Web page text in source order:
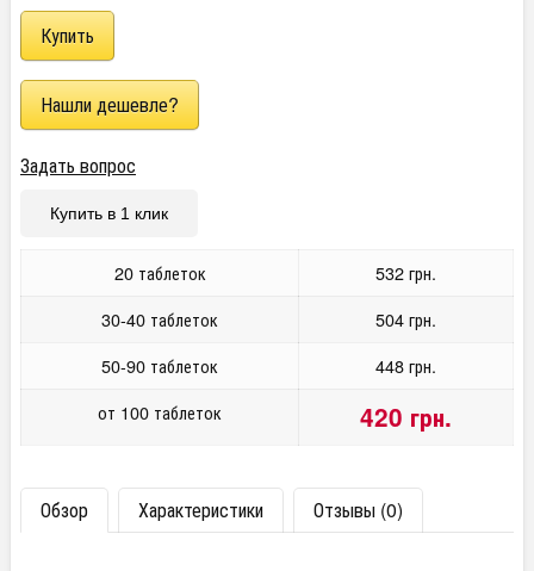
Задать вопрос
Купить в 1 клик
20 таблеток
532 грн.
30-40 таблеток
504 грн.
50-90 таблеток
448 грн.
от 100 таблеток
420 грн.
Обзор Характеристики Отзывы (0)